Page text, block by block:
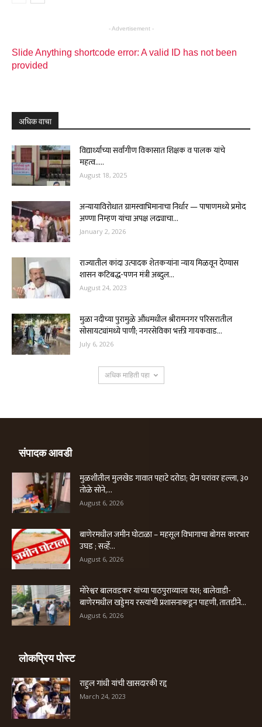
- Advertisement -
Slide Anything shortcode error: A valid ID has not been
provided
अधिक वाचा
विद्यार्थ्यांच्या सर्वांगीण विकासात शिक्षक व पालक यांचे
महत्व…..
August 18, 2025
अन्यायाविरोधात ग्रामस्वाभिमानाचा निर्धार — पाषाणमध्ये प्रमोद
अण्णा निम्हण यांचा अपक्ष लढ्याचा...
January 2, 2026
राज्यातील कांदा उत्पादक शेतकऱ्यांना न्याय मिळवून देण्यास
शासन कटिबद्ध-पणन मंत्री अब्दुल...
August 24, 2023
मुळा नदीच्या पुरामुळे औंधमधील श्रीरामनगर परिसरातील
सोसायट्यांमध्ये पाणी; नगरसेविका भक्ती गायकवाड...
July 6, 2026
अधिक माहिती पहा
संपादक आवडी
मुळशीतील मुलखेड गावात पहाटे दरोडा; दोन घरांवर हल्ला, ३०
तोळे सोने,...
August 6, 2026
बाणेरमधील जमीन घोटाळा – महसूल विभागाचा बोगस कारभार
उघड ; सर्व्हे...
August 6, 2026
मोरेश्वर बालवडकर यांच्या पाठपुराव्याला यश; बालेवाडी-
बाणेरमधील खड्डेमय रस्त्यांची प्रशासनाकडून पाहणी, तातडीने...
August 6, 2026
लोकप्रिय पोस्ट
राहुल गांधी यांची खासदारकी रद्द
March 24, 2023